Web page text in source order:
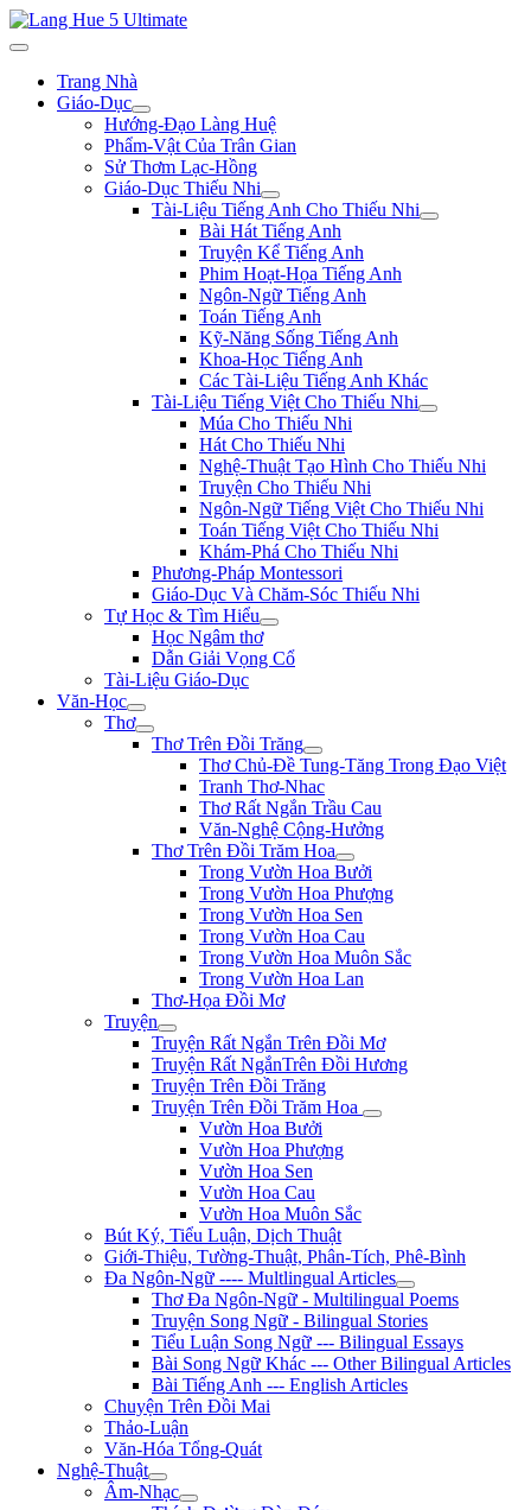
Trang Nhà
Giáo-Dục
Hướng-Đạo Làng Huệ
Phẩm-Vật Của Trân Gian
Sử Thơm Lạc-Hồng
Giáo-Dục Thiếu Nhi
Tài-Liệu Tiếng Anh Cho Thiếu Nhi
Bài Hát Tiếng Anh
Truyện Kể Tiếng Anh
Phim Hoạt-Họa Tiếng Anh
Ngôn-Ngữ Tiếng Anh
Toán Tiếng Anh
Kỹ-Năng Sống Tiếng Anh
Khoa-Học Tiếng Anh
Các Tài-Liệu Tiếng Anh Khác
Tài-Liệu Tiếng Việt Cho Thiếu Nhi
Múa Cho Thiếu Nhi
Hát Cho Thiếu Nhi
Nghệ-Thuật Tạo Hình Cho Thiếu Nhi
Truyện Cho Thiếu Nhi
Ngôn-Ngữ Tiếng Việt Cho Thiếu Nhi
Toán Tiếng Việt Cho Thiếu Nhi
Khám-Phá Cho Thiếu Nhi
Phương-Pháp Montessori
Giáo-Dục Và Chăm-Sóc Thiếu Nhi
Tự Học & Tìm Hiểu
Học Ngâm thơ
Dẫn Giải Vọng Cổ
Tài-Liệu Giáo-Dục
Văn-Học
Thơ
Thơ Trên Đồi Trăng
Thơ Chủ-Đề Tung-Tăng Trong Đạo Việt
Tranh Thơ-Nhac
Thơ Rất Ngắn Trầu Cau
Văn-Nghệ Cộng-Hưởng
Thơ Trên Đồi Trăm Hoa
Trong Vườn Hoa Bưởi
Trong Vườn Hoa Phượng
Trong Vườn Hoa Sen
Trong Vườn Hoa Cau
Trong Vườn Hoa Muôn Sắc
Trong Vườn Hoa Lan
Thơ-Họa Đồi Mơ
Truyện
Truyện Rất Ngắn Trên Đồi Mơ
Truyện Rất NgắnTrên Đồi Hương
Truyện Trên Đồi Trăng
Truyện Trên Đồi Trăm Hoa
Vườn Hoa Bưởi
Vườn Hoa Phượng
Vườn Hoa Sen
Vườn Hoa Cau
Vườn Hoa Muôn Sắc
Bút Ký, Tiểu Luận, Dịch Thuật
Giới-Thiệu, Tường-Thuật, Phân-Tích, Phê-Bình
Đa Ngôn-Ngữ ---- Multlingual Articles
Thơ Đa Ngôn-Ngữ - Multilingual Poems
Truyện Song Ngữ - Bilingual Stories
Tiểu Luận Song Ngữ --- Bilingual Essays
Bài Song Ngữ Khác --- Other Bilingual Articles
Bài Tiếng Anh --- English Articles
Chuyện Trên Đồi Mai
Thảo-Luận
Văn-Hóa Tổng-Quát
Nghệ-Thuật
Âm-Nhạc